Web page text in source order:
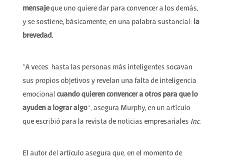
mensajeque uno quiere dar para convencer a los demás,
y se sostiene, básicamente, en una palabra sustancial:la
brevedad.
“A veces, hasta las personas más inteligentes socavan
sus propios objetivos y revelan una falta de inteligencia
emocional cuando quieren convencer a otros para que lo
ayuden a lograr algo”, asegura Murphy, en un artículo
que escribió para la revista de noticias empresariales Inc.
El autor del artículo asegura que, en el momento de